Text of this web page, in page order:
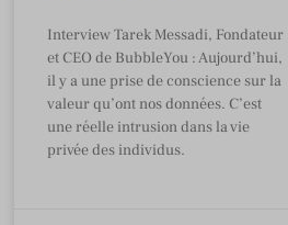
Interview Tarek Messadi, Fondateur
et CEO de BubbleYou : Aujourd’hui,
il y a une prise de conscience sur la
valeur qu’ont nos données. C’est
une réelle intrusion dans la vie
privée des individus.